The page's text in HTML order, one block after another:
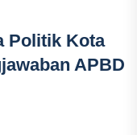
Politik Kota
APBD